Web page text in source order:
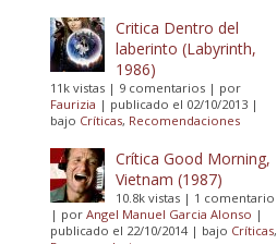
Critica Dentro del
laberinto (Labyrinth,
1986)
11k vistas | 9 comentarios | por
Faurizia | publicado el 02/10/2013 |
bajo Críticas, Recomendaciones
Crítica Good Morning,
Vietnam (1987)
10.8k vistas | 1 comentario
| porAngel Manuel Garcia Alonso |
publicado el 22/10/2014| bajo Críticas,